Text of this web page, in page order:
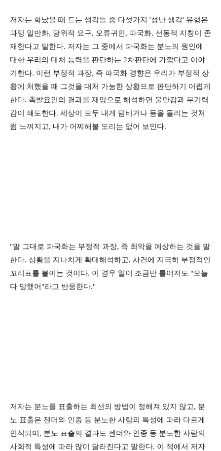
저자는 화났을 때 드는 생각들 중 다섯가지 '성난 생각' 유형은
과잉 일반화, 당위적 요구, 오류귀인, 파국화, 선동적 지칭이 존
재한다고 말한다. 저자는 그 중에서 파국화는 분노의 원인에
대한 우리의 대처 능력을 판단하는 2차판단에 가깝다고 이야
기한다. 이런 부정적 과장, 즉 파국화 경향은 우리가 부정적 상
황에 처했을 때 그것을 대처 가능한 상황으로 판단하기 어렵게
한다. 촉발요인의 결과를 재앙으로 해석하면 불안감과 무기력
감이 쇄도한다. 세상이 모두 내게 덤비거나 등을 돌리는 것처
럼 느껴지고, 내가 어찌해볼 도리는 없어 보인다.
"말 그대로 파국화는 부정적 과장, 즉 최악을 예상하는 것을 말
한다. 상황을 지나치게 확대해석하고, 사건에 지극히 부정적인
꼬리표를 붙이는 것이다. 이 경우 일이 조금만 틀어져도 "오늘
다 망했어"라고 반응한다."
저자는 분노를 표출하는 최선의 방법이 정해져 있지 않고, 분
노 표출은 젠더와 인종 등 분노한 사람의 특성에 따라 다르게
인식되며, 분노 표출의 결과도 젠더와 인종 등 분노한 사람의
사회적 특성에 따라 많이 달라진다고 말한다. 이 책에서 저자